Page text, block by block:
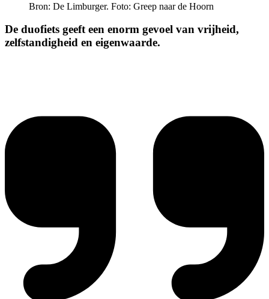
Bron: De Limburger. Foto: Greep naar de Hoorn
De duofiets geeft een enorm gevoel van vrijheid,
zelfstandigheid en eigenwaarde.